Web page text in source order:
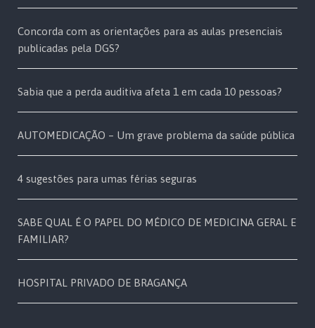
Concorda com as orientações para as aulas presenciais
publicadas pela DGS?
Sabia que a perda auditiva afeta 1 em cada 10 pessoas?
AUTOMEDICAÇÃO – Um grave problema da saúde pública
4 sugestões para umas férias seguras
SABE QUAL É O PAPEL DO MÉDICO DE MEDICINA GERAL E
FAMILIAR?
HOSPITAL PRIVADO DE BRAGANÇA